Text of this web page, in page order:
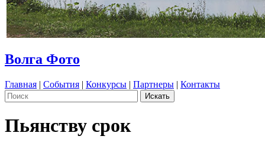
Волга Фото
Главная | События | Конкурсы | Партнеры | Контакты
Пьянству срок